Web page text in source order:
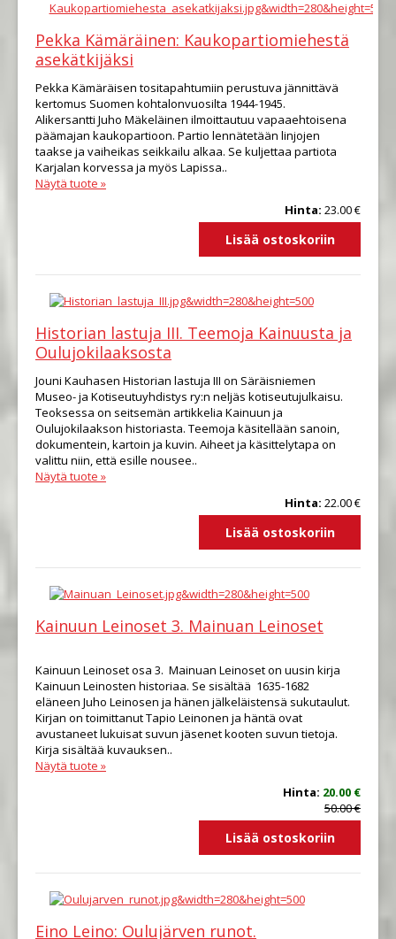
Pekka Kämäräinen: Kaukopartiomiehestä
asekätkijäksi
Pekka Kämäräisen tositapahtumiin perustuva jännittävä
kertomus Suomen kohtalonvuosilta 1944-1945.
Alikersantti Juho Mäkeläinen ilmoittautuu vapaaehtoisena
päämajan kaukopartioon. Partio lennätetään linjojen
taakse ja vaiheikas seikkailu alkaa. Se kuljettaa partiota
Karjalan korvessa ja myös Lapissa..
Näytä tuote »
Hinta: 23.00 €
Historian lastuja III. Teemoja Kainuusta ja
Oulujokilaaksosta
Jouni Kauhasen Historian lastuja III on Säräisniemen
Museo- ja Kotiseutuyhdistys ry:n neljäs kotiseutujulkaisu.
Teoksessa on seitsemän artikkelia Kainuun ja
Oulujokilaakson historiasta. Teemoja käsitellään sanoin,
dokumentein, kartoin ja kuvin. Aiheet ja käsittelytapa on
valittu niin, että esille nousee..
Näytä tuote »
Hinta: 22.00 €
Kainuun Leinoset 3. Mainuan Leinoset
Kainuun Leinoset osa 3. Mainuan Leinoset on uusin kirja
Kainuun Leinosten historiaa. Se sisältää 1635-1682
eläneen Juho Leinosen ja hänen jälkeläistensä sukutaulut.
Kirjan on toimittanut Tapio Leinonen ja häntä ovat
avustaneet lukuisat suvun jäsenet kooten suvun tietoja.
Kirja sisältää kuvauksen..
Näytä tuote »
Hinta: 20.00 €
50.00 €
Eino Leino: Oulujärven runot.